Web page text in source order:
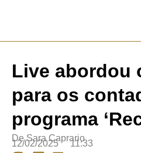
Live abordou
para os
programa
DeSara Caprario
12/02/2025 11:33